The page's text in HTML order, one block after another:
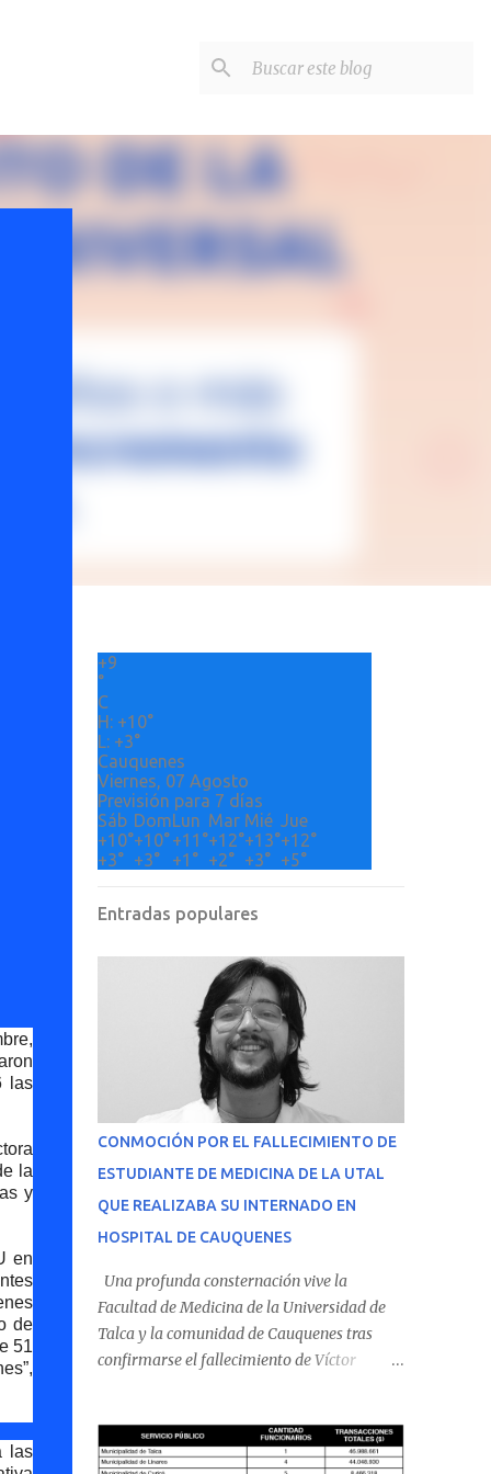
las
la
y
en
de
51
las
+9
°
C
H: +10°
L: +3°
Cauquenes
Viernes, 07 Agosto
Previsión para 7 días
Sáb DomLun Mar Mié Jue
+10°+10°+11°+12°+13°+12°
+3° +3° +1° +2° +3° +5°
Entradas populares
CONMOCIÓN POR EL FALLECIMIENTO DE
ESTUDIANTE DE MEDICINA DE LA UTAL
QUE REALIZABA SU INTERNADO EN
HOSPITAL DE CAUQUENES
Una profunda consternación vive la
Facultad de Medicina de la Universidad de
Talca y la comunidad de Cauquenes tras
confirmarse el fallecimiento de Víctor
Cauquenes. De acuerdo con los antecedentes
conocidos, el joven se presentó a cumplir su